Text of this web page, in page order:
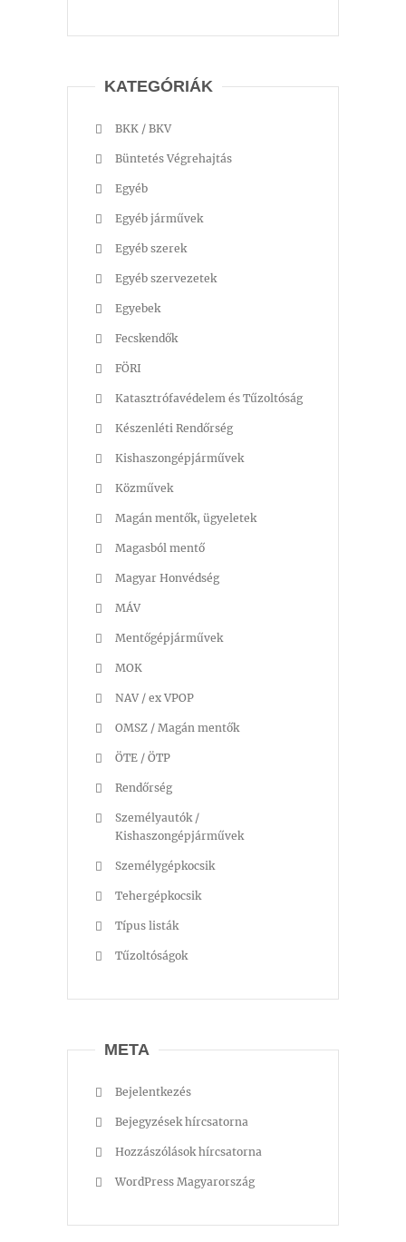
KATEGÓRIÁK
BKK / BKV
Büntetés Végrehajtás
Egyéb
Egyéb járművek
Egyéb szerek
Egyéb szervezetek
Egyebek
Fecskendők
FÖRI
Katasztrófavédelem és Tűzoltóság
Készenléti Rendőrség
Kishaszongépjárművek
Közművek
Magán mentők, ügyeletek
Magasból mentő
Magyar Honvédség
MÁV
Mentőgépjárművek
MOK
NAV / ex VPOP
OMSZ / Magán mentők
ÖTE / ÖTP
Rendőrség
Személyautók /
Kishaszongépjárművek
Személygépkocsik
Tehergépkocsik
Típus listák
Tűzoltóságok
META
Bejelentkezés
Bejegyzések hírcsatorna
Hozzászólások hírcsatorna
WordPress Magyarország